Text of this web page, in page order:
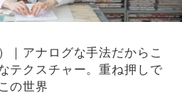
｜アナログな手法だからこ
テクスチャー。重ね押しで
の世界